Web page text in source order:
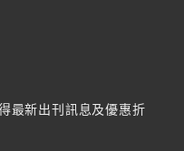
最新出刊訊息及優惠折